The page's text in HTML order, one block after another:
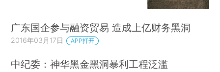
广东国企参与融资贸易 造成上亿财务黑洞
2016年03月17日 APP打开
中纪委：神华黑金黑洞暴利工程泛滥